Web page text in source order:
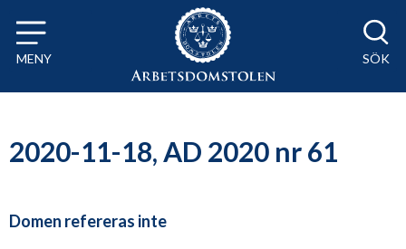
Till innehåll på sidan x
MENY SÖK
2020-11-18, AD 2020 nr 61
Domen refereras inte